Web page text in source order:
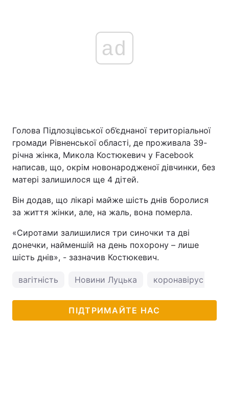
ad
Голова Підлозцівської об’єднаної територіальної
громади Рівненської області, де проживала 39-
річна жінка, Микола Костюкевич у Facebook
написав, що, окрім новонародженої дівчинки, без
матері залишилося ще 4 дітей.
Він додав, що лікарі майже шість днів боролися
за життя жінки, але, на жаль, вона померла.
«Сиротами залишилися три синочки та дві
донечки, найменшій на день похорону – лише
шість днів», - зазначив Костюкевич.
вагітність Новини Луцька коронавірус в
ПІДТРИМАЙТЕ НАС